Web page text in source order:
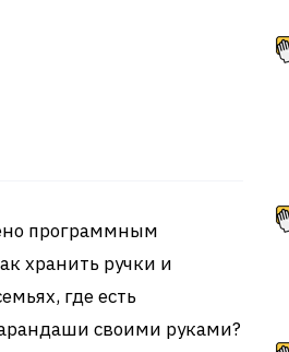
программным
хранить ручки и
где есть
своими руками?